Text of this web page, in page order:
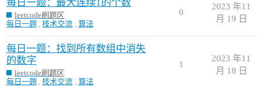
每日一题：最大连续1的个数
leetcode刷题区
每日一题 ,技术交流 , 算法
0
2023 年11
月 19 日
每日一题：找到所有数组中消失
的数字
leetcode刷题区
每日一题 ,技术交流 , 算法
1
2023 年11
月 18 日